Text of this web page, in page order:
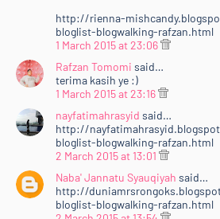
&lt;br /&gt;&lt;/
<div>
<div style="font-color: ffffff;
verdana,arial,sans-serif; font-
</div>
</center>
<ul>
<li>Dah selesai semua diatas,
Entri korang dekat
http://rienna-
bloglist-blogwalking-rafzan.html
1 March 2015 at 23:06
Rafzan Tomomi said…
terima kasih ye :)
1 March 2015 at 23:16
nayfatimahrasyid said…
http://
bloglist-blogwalking-rafzan.html
2 March 2015 at 13:01
Naba' Jannatu Syauqiyah said…
http://
bloglist-blogwalking-rafzan.html